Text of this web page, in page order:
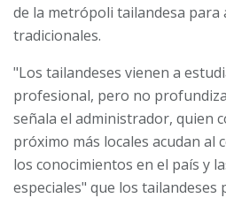
de la metrópoli tailandesa para
tradicionales.
"Los tailandeses vienen a
profesional, pero no
señala el administrador, quien
próximo más locales acudan al
los conocimientos en el país y
especiales" que los tailandeses